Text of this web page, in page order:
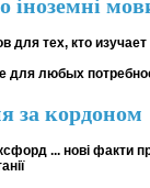
іноземні
для тех, кто изучает
для любых
за кордоном
... нові факти